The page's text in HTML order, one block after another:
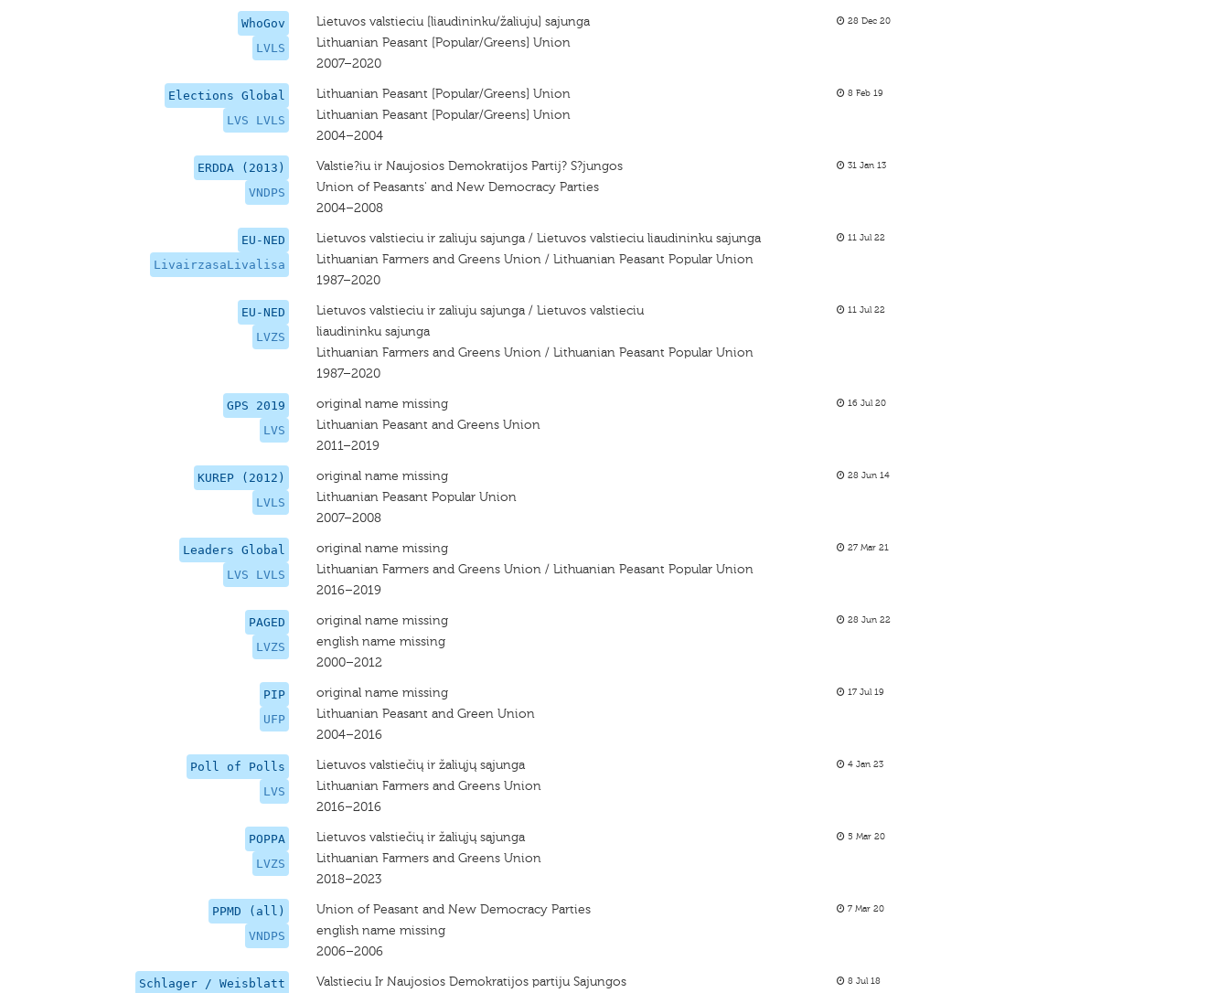
WhoGov
LVLS
Lietuvos valstieciu [liaudininku/žaliuju] sajunga
Lithuanian Peasant [Popular/Greens] Union
2007–2020
28 Dec 20
Elections Global
LVS LVLS
Lithuanian Peasant [Popular/Greens] Union
Lithuanian Peasant [Popular/Greens] Union
2004–2004
8 Feb 19
ERDDA (2013)
VNDPS
Valstie?iu ir Naujosios Demokratijos Partij? S?jungos
Union of Peasants' and New Democracy Parties
2004–2008
31 Jan 13
EU-NED
LivairzasaLivalisa
Lietuvos valstieciu ir zaliuju sajunga / Lietuvos valstieciu liaudininku sajunga
Lithuanian Farmers and Greens Union / Lithuanian Peasant Popular Union
1987–2020
11 Jul 22
EU-NED
LVZS
Lietuvos valstieciu ir zaliuju sajunga / Lietuvos valstieciu
liaudininku sajunga
Lithuanian Farmers and Greens Union / Lithuanian Peasant Popular Union
1987–2020
11 Jul 22
GPS 2019
LVS
original name missing
Lithuanian Peasant and Greens Union
2011–2019
16 Jul 20
KUREP (2012)
LVLS
original name missing
Lithuanian Peasant Popular Union
2007–2008
28 Jun 14
Leaders Global
LVS LVLS
original name missing
Lithuanian Farmers and Greens Union / Lithuanian Peasant Popular Union
2016–2019
27 Mar 21
PAGED
LVZS
original name missing
english name missing
2000–2012
28 Jun 22
PIP
UFP
original name missing
Lithuanian Peasant and Green Union
2004–2016
17 Jul 19
Poll of Polls
LVS
Lietuvos valstiečių ir žaliųjų sąjunga
Lithuanian Farmers and Greens Union
2016–2016
4 Jan 23
POPPA
LVZS
Lietuvos valstiečių ir žaliųjų sąjunga
Lithuanian Farmers and Greens Union
2018–2023
5 Mar 20
PPMD (all)
VNDPS
Union of Peasant and New Democracy Parties
english name missing
2006–2006
7 Mar 20
Schlager / Weisblatt Valstieciu Ir Naujosios Demokratijos partiju Sajungos 8 Jul 18